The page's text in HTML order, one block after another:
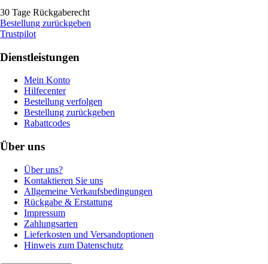
30 Tage Rückgaberecht
Bestellung zurückgeben
Trustpilot
Dienstleistungen
Mein Konto
Hilfecenter
Bestellung verfolgen
Bestellung zurückgeben
Rabattcodes
Über uns
Über uns?
Kontaktieren Sie uns
Allgemeine Verkaufsbedingungen
Rückgabe & Erstattung
Impressum
Zahlungsarten
Lieferkosten und Versandoptionen
Hinweis zum Datenschutz